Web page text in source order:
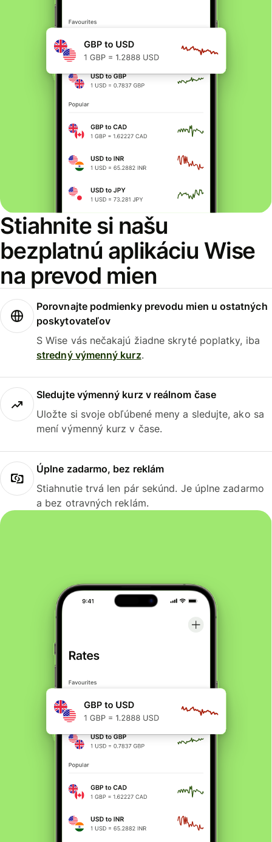
Stiahnite si našu
bezplatnú aplikáciu Wise
na prevod mien
Porovnajte podmienky prevodu mien u ostatných
poskytovateľov
S Wise vás nečakajú žiadne skryté poplatky, iba
stredný výmenný kurz.
Sledujte výmenný kurz v reálnom čase
Uložte si svoje obľúbené meny a sledujte, ako sa
mení výmenný kurz v čase.
Úplne zadarmo, bez reklám
Stiahnutie trvá len pár sekúnd. Je úplne zadarmo
a bez otravných reklám.